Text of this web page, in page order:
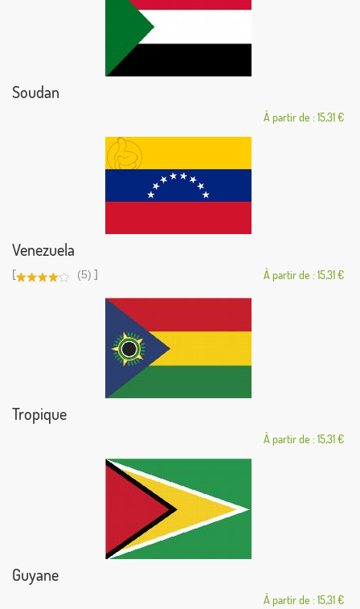
Soudan
À partir de : 15,31 €
Venezuela
[ (5) ] À partir de : 15,31 €
Tropique
À partir de : 15,31 €
Guyane
À partir de : 15,31 €